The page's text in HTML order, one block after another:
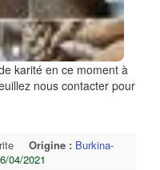
karité en ce moment à
nous contacter pour
Origine : Burkina-
04/2021